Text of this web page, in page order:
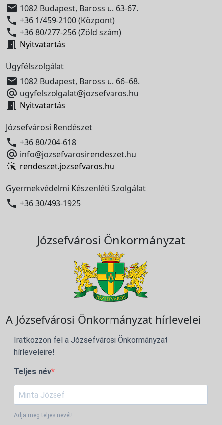
 1082 Budapest, Baross u. 63-67.
 +36 1/459-2100 (Központ)
 +36 80/277-256 (Zöld szám)
 Nyitvatartás
Ügyfélszolgálat
 1082 Budapest, Baross u. 66–68.
 ugyfelszolgalat@jozsefvaros.hu
 Nyitvatartás
Józsefvárosi Rendészet
 +36 80/204-618
 info@jozsefvarosirendeszet.hu
rendeszet.jozsefvaros.hu
Gyermekvédelmi Készenléti Szolgálat
 +36 30/493-1925
Józsefvárosi Önkormányzat
A Józsefvárosi Önkormányzat hírlevelei
Iratkozzon fel a Józsefvárosi Önkormányzat
hírleveleire!
Teljes név
Adja meg teljes nevét!